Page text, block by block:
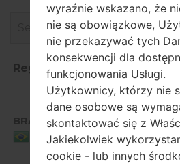
Region
Nazwa
pliku
OS
Region
Nazwa
pliku
OS
BRA
Brazil
V10P_00.kdz
4.0
wyraźnie wskazano, że
nie są obowiązkowe,
nie przekazywać tych
konsekwencji dla
funkcjonowania Usługi.
Użytkownicy, którzy nie
dane osobowe są
skontaktować się z
Jakiekolwiek
cookie - lub innych